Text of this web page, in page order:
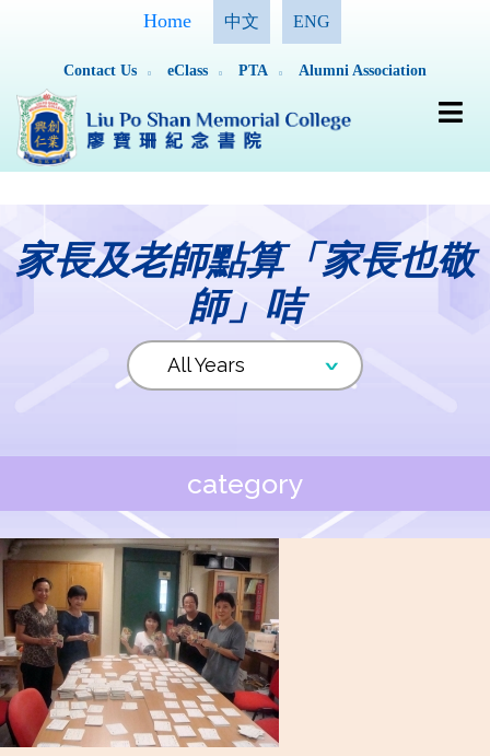
Home 中文 ENG
Contact Us eClass PTA Alumni Association
家長及老師點算「家長也敬
師」咭
category